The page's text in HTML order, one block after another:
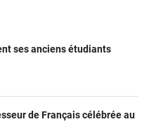
ses anciens étudiants
de Français célébrée au